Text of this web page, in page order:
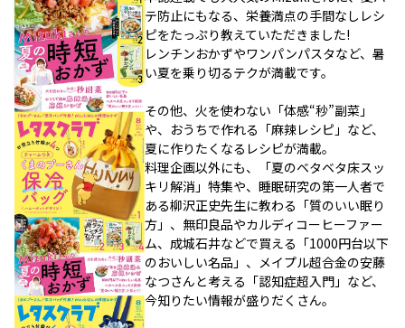
テ防止にもなる、栄養満点の手間なしレシ
ピをたっぷり教えていただきました!
レンチンおかずやワンパンパスタなど、暑
い夏を乗り切るテクが満載です。
その他、火を使わない「体感“秒”副菜」
や、おうちで作れる「麻辣レシピ」など、
夏に作りたくなるレシピが満載。
料理企画以外にも、「夏のベタベタ床スッ
キリ解消」特集や、睡眠研究の第一人者で
ある柳沢正史先生に教わる「質のいい眠り
方」、無印良品やカルディコーヒーファー
ム、成城石井などで買える「1000円台以下
のおいしい名品」、メイプル超合金の安藤
なつさんと考える「認知症超入門」など、
今知りたい情報が盛りだくさん。